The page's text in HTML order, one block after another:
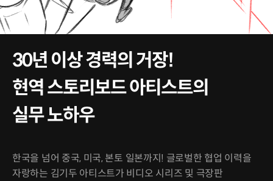
30년 이상 경력의 거장!
현역 스토리보드 아티스트의
실무 노하우
한국을 넘어 중국, 미국, 본토 일본까지! 글로벌한 협업 이력을
자랑하는 김기두 아티스트가 비디오 시리즈 및 극장판